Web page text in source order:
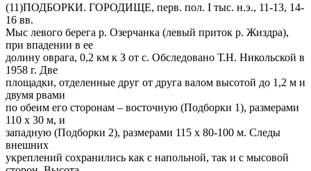
(11)ПОДБОРКИ. ГОРОДИЩЕ, перв. пол. I тыс. н.э., 11-13, 14-
16 вв.
Мыс левого берега р. Озерчанка (левый приток р. Жиздра),
при впадении в ее
долину оврага, 0,2 км к З от с. Обследовано Т.Н. Никольской в
1958 г. Две
площадки, отделенные друг от друга валом высотой до 1,2 м и
двумя рвами
по обеим его сторонам – восточную (Подборки 1), размерами
110 х 30 м, и
западную (Подборки 2), размерами 115 х 80-100 м. Следы
внешних
укреплений сохранились как с напольной, так и с мысовой